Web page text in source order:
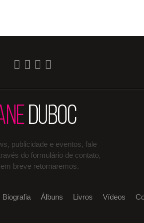
publicidade e eventos, fale
do formulário de contato,
breve retornaremos.
Biografia Álbuns Livros Vídeos